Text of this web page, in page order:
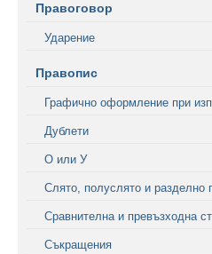
Правоговор
Ударение
Правопис
Графично оформление при
Дублети
О или У
Слято, полуслято и разделно
Сравнителна и превъзходна
Съкращения